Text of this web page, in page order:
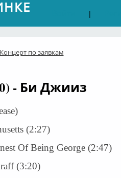
|
по заявкам
- Би Джииз
(2:27)
Of Being George (2:47)
(3:20)